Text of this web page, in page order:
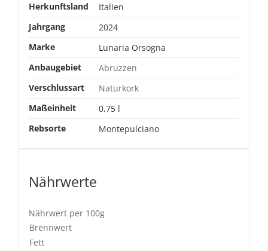
Herkunftsland
Italien
Jahrgang
2024
Marke
Lunaria Orsogna
Anbaugebiet
Abruzzen
Verschlussart
Naturkork
Maßeinheit
0,75 l
Rebsorte
Montepulciano
Nährwerte
Nährwert per 100g
Brennwert
Fett